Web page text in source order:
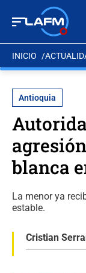
INICIO
Antioquia
blanca
La menor ya
estable.
Cristian